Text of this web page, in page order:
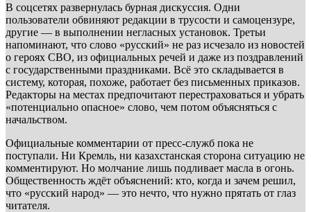
В соцсетях развернулась бурная дискуссия. Одни
пользователи обвиняют редакции в трусости и самоцензуре,
другие — в выполнении негласных установок. Третьи
напоминают, что слово «русский» не раз исчезало из новостей
о героях СВО, из официальных речей и даже из поздравлений
с государственными праздниками. Всё это складывается в
систему, которая, похоже, работает без письменных приказов.
Редакторы на местах предпочитают перестраховаться и убрать
«потенциально опасное» слово, чем потом объясняться с
начальством.
Официальные комментарии от пресс-служб пока не
поступали. Ни Кремль, ни казахстанская сторона ситуацию не
комментируют. Но молчание лишь подливает масла в огонь.
Общественность ждёт объяснений: кто, когда и зачем решил,
что «русский народ» — это нечто, что нужно прятать от глаз
читателя.